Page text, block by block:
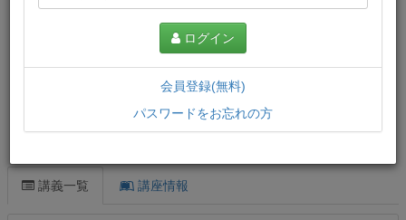
講義一覧 講座情報
ログイン
会員登録(無料)
パスワードをお忘れの方